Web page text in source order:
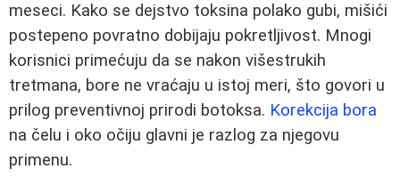
meseci. Kako se dejstvo toksina polako gubi, mišići
postepeno povratno dobijaju pokretljivost. Mnogi
korisnici primećuju da se nakon višestrukih
tretmana, bore ne vraćaju u istoj meri, što govori u
prilog preventivnoj prirodi botoksa. Korekcija bora
na čelu i oko očiju glavni je razlog za njegovu
primenu.